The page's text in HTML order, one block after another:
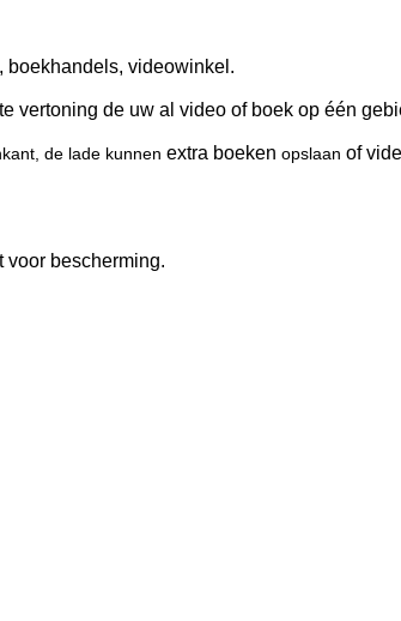
boekhandels, videowinkel.
vertoning de uw al video of boek op één
de lade kunnen extra boeken opslaan of
bescherming.